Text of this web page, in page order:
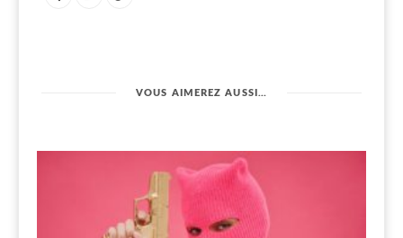
VOUS AIMEREZ AUSSI…